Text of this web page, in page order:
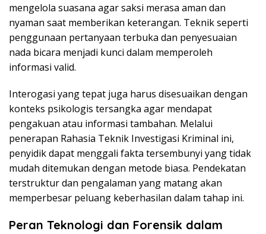
mengelola suasana agar saksi merasa aman dan
nyaman saat memberikan keterangan. Teknik seperti
penggunaan pertanyaan terbuka dan penyesuaian
nada bicara menjadi kunci dalam memperoleh
informasi valid.
Interogasi yang tepat juga harus disesuaikan dengan
konteks psikologis tersangka agar mendapat
pengakuan atau informasi tambahan. Melalui
penerapan Rahasia Teknik Investigasi Kriminal ini,
penyidik dapat menggali fakta tersembunyi yang tidak
mudah ditemukan dengan metode biasa. Pendekatan
terstruktur dan pengalaman yang matang akan
memperbesar peluang keberhasilan dalam tahap ini.
Peran Teknologi dan Forensik dalam